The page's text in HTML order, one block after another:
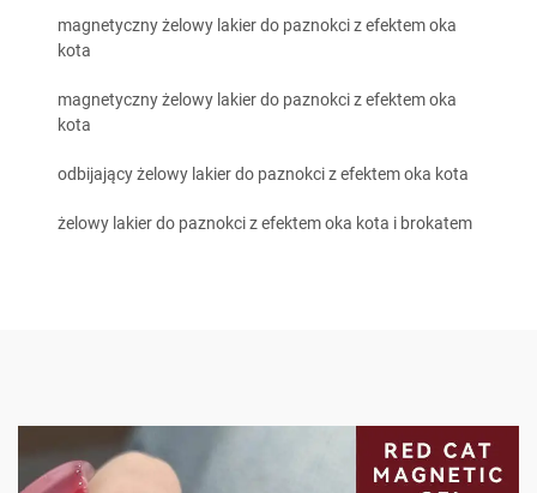
magnetyczny żelowy lakier do paznokci z efektem oka
kota
magnetyczny żelowy lakier do paznokci z efektem oka
kota
odbijający żelowy lakier do paznokci z efektem oka kota
żelowy lakier do paznokci z efektem oka kota i brokatem